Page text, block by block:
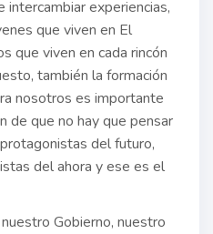
experiencias,
que viven en El
que viven en cada rincón
también la formación
nosotros es importante
de que no hay que pensar
del futuro,
del ahora y ese es el
Gobierno, nuestro